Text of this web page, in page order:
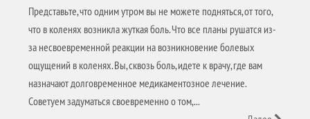
Представьте, что одним утром вы не можете подняться, от того,
что в коленях возникла жуткая боль. Что все планы рушатся из-
за несвоевременной реакции на возникновение болевых
ощущений в коленях. Вы, сквозь боль, идете к врачу, где вам
назначают долговременное медикаментозное лечение.
Советуем задуматься своевременно о том,...